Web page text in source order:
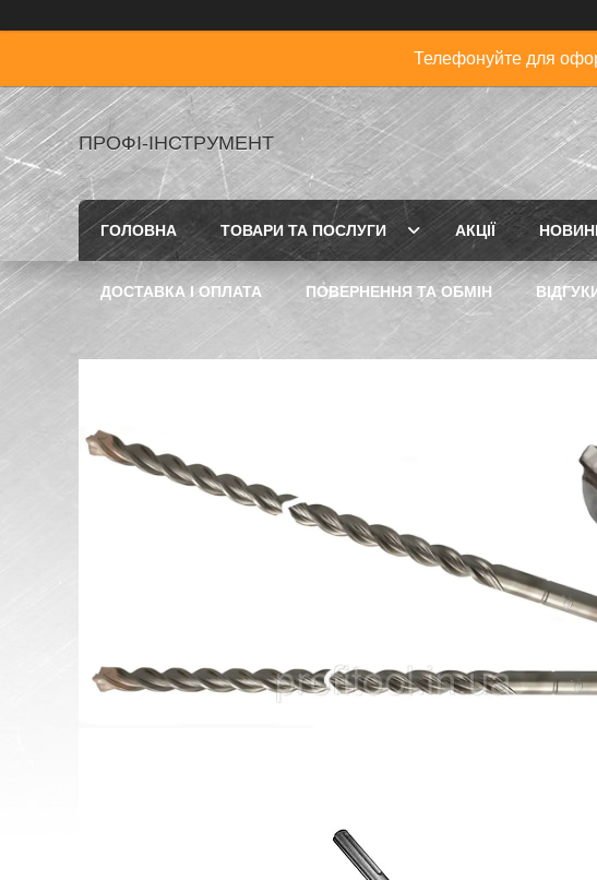
Телефонуйте для
ПРОФІ-ІНСТРУМЕНТ
ГОЛОВНА ТОВАРИ ТА ПОСЛУГИ АКЦІЇ
ДОСТАВКА І ОПЛАТА ПОВЕРНЕННЯ ТА ОБМІН